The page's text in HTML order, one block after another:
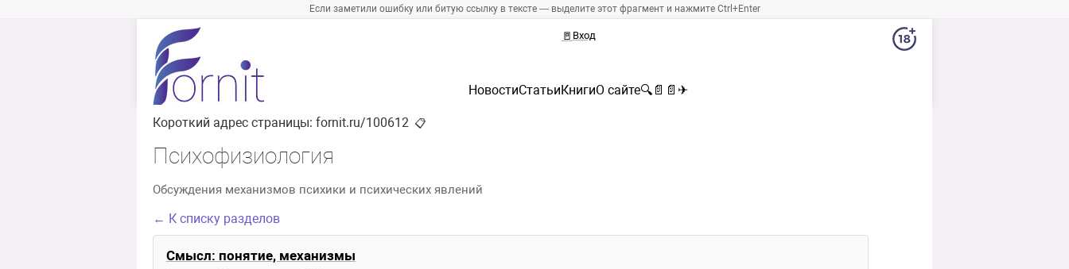
Если заметили ошибку или битую ссылку в тексте — выделите этот фрагмент и нажмите Ctrl+Enter
🚪 Вход
НовостиСтатьиКнигиО сайте🔍 📄 📄 ✈
Короткий адрес страницы: fornit.ru/100612 📋
Психофизиология
Обсуждения механизмов психики и психических явлений
← К списку разделов
Смысл: понятие, механизмы